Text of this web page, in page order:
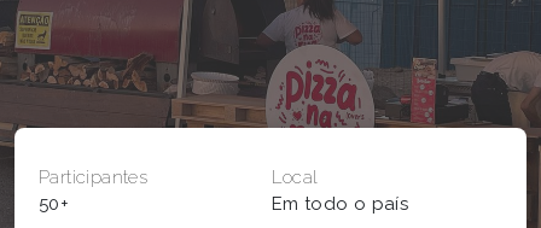
Participantes
50+
Local
Em todo o país